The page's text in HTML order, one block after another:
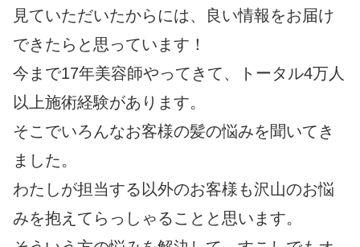
見ていただいたからには、良い情報をお届け
できたらと思っています！
今まで17年美容師やってきて、トータル4万人
以上施術経験があります。
そこでいろんなお客様の髪の悩みを聞いてき
ました。
わたしが担当する以外のお客様も沢山のお悩
みを抱えてらっしゃることと思います。